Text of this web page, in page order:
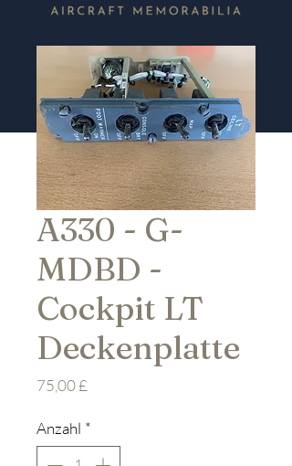
A330 - G-
MDBD -
Cockpit LT
Deckenplatte
75,00 £
Anzahl *